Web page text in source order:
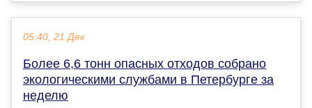
05:40, 21 Дек
Более 6,6 тонн опасных отходов собрано
экологическими службами в Петербурге за
неделю